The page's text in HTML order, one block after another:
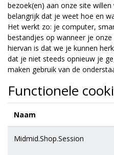
bezoek(en) aan onze site
belangrijk dat je weet hoe en
Het werkt zo: je computer,
bestandjes op wanneer je
hiervan is dat we je kunnen
dat je niet steeds opnieuw je
maken gebruik van de
Functionele
Naam
Midmid.Shop.Session